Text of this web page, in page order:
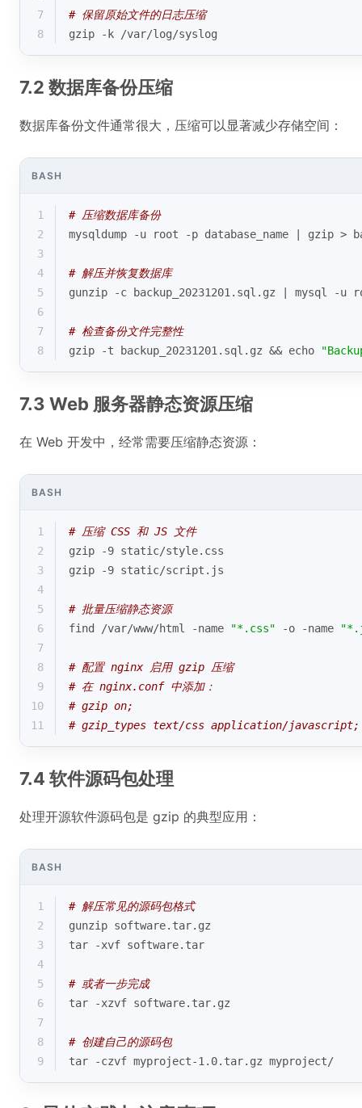
7
# 保留原始文件的日志压缩
8
gzip -k /var/log/syslog
7.2 数据库备份压缩
数据库备份文件通常很大，压缩可以显著减少存储空间：
BASH
1
# 压缩数据库备份
2
mysqldump -u root -p database_name | gzip >
3
4
# 解压并恢复数据库
5
gunzip -c backup_20231201.sql.gz | mysql -u
6
7
# 检查备份文件完整性
8
gzip -t backup_20231201.sql.gz && echo
7.3 Web 服务器静态资源压缩
在 Web 开发中，经常需要压缩静态资源：
BASH
1
# 压缩 CSS 和 JS 文件
2
gzip -9 static/style.css
3
gzip -9 static/script.js
4
5
# 批量压缩静态资源
6
find /var/www/html -name "*.css" -o -name
7
8
# 配置 nginx 启用 gzip 压缩
9
# 在 nginx.conf 中添加：
10
# gzip on;
11
# gzip_types text/css application/javascript;
7.4 软件源码包处理
处理开源软件源码包是 gzip 的典型应用：
BASH
1
# 解压常见的源码包格式
2
gunzip software.tar.gz
3
tar -xvf software.tar
4
5
# 或者一步完成
6
tar -xzvf software.tar.gz
7
8
# 创建自己的源码包
9
tar -czvf myproject-1.0.tar.gz myproject/